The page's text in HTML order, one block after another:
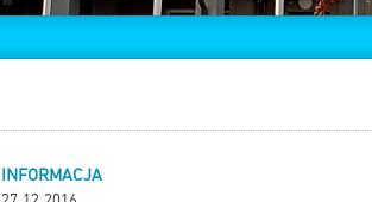
INFORMACJA